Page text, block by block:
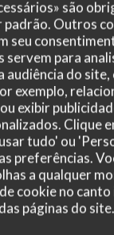
são
padrão. Outros
seu
servem para
audiência do
exemplo,
exibir
Clique
tudo' ou
preferências.
a qualquer
cookie no
páginas do
: 4/5
sont
ont du goûts et
et sans alcool.
et terrasse